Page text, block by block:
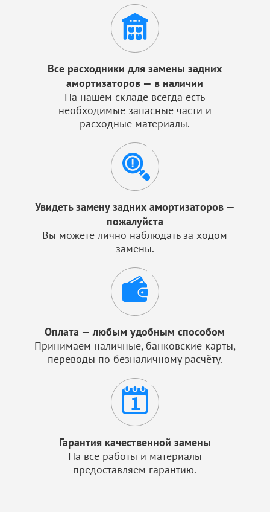
Все расходники для замены задних
амортизаторов — в наличии
На нашем складе всегда есть
необходимые запасные части и
расходные материалы.
Увидеть замену задних амортизаторов —
пожалуйста
Вы можете лично наблюдать за ходом
замены.
Оплата — любым удобным способом
Принимаем наличные, банковские карты,
переводы по безналичному расчёту.
Гарантия качественной замены
На все работы и материалы
предоставляем гарантию.